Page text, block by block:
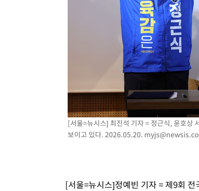
[서울=뉴시스] 최진석 기자 = 정근식, 윤호상
보이고 있다. 2026.05.20.
[서울=뉴시스]정예빈 기자 = 제9회